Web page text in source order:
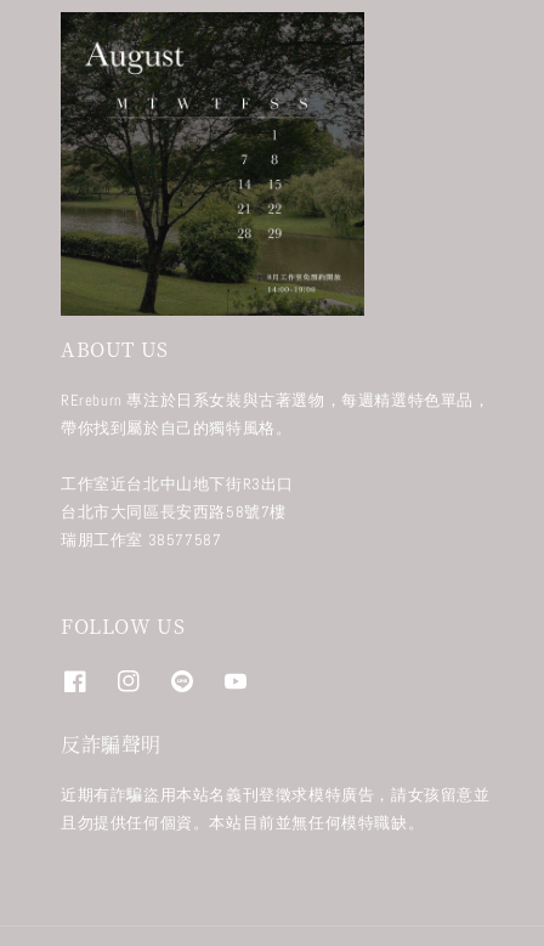
ABOUT US
REreburn 專注於日系女裝與古著選物，每週精選特色單品，
帶你找到屬於自己的獨特風格。
工作室近台北中山地下街R3出口
台北市大同區長安西路58號7樓
瑞朋工作室 38577587
FOLLOW US
反詐騙聲明
近期有詐騙盜用本站名義刊登徵求模特廣告，請女孩留意並
且勿提供任何個資。本站目前並無任何模特職缺。